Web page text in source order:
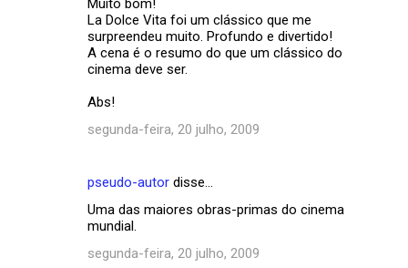
Muito bom!
La Dolce Vita foi um clássico que me
surpreendeu muito. Profundo e divertido!
A cena é o resumo do que um clássico do
cinema deve ser.
Abs!
segunda-feira, 20 julho, 2009
pseudo-autor disse…
Uma das maiores obras-primas do cinema
mundial.
segunda-feira, 20 julho, 2009